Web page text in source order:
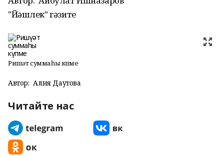
"Йәшлек" гәзите
Ришүәт суммаһы күпме
Автор: Алия Даутова
Читайте нас